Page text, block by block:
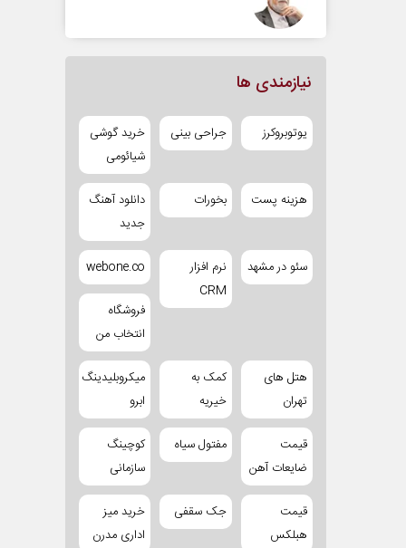
نیازمندی ها
یوتوبروکرز جراحی بینی
خرید گوشی
شیائومی
هزینه پست بخورات
دانلود آهنگ
جدید
سئو در مشهد
نرم افزار
CRM
webone.co
فروشگاه
انتخاب من
هتل های
تهران
کمک به
خیریه
میکروبلیدینگ
ابرو
قیمت
ضایعات آهن
مفتول سیاه
کوچینگ
سازمانی
قیمت
هبلکس
جک سقفی
خرید میز
اداری مدرن